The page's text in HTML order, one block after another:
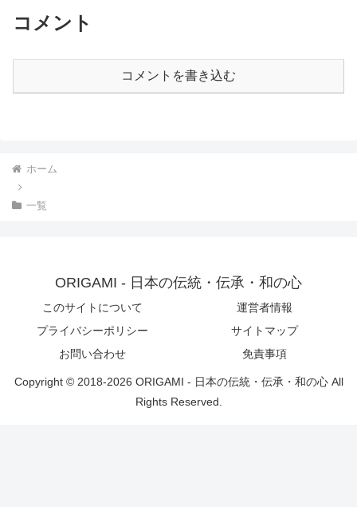
コメント
コメントを書き込む
ホーム
一覧
ORIGAMI - 日本の伝統・伝承・和の心
このサイトについて
運営者情報
プライバシーポリシー
サイトマップ
お問い合わせ
免責事項
Copyright © 2018-2026 ORIGAMI - 日本の伝統・伝承・和の心 All
Rights Reserved.